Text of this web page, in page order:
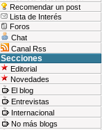
Recomendar un post
Lista de Interés
Foros
Chat
Canal Rss
Secciones
Editorial
Novedades
El blog
Entrevistas
Internacional
No más blogs